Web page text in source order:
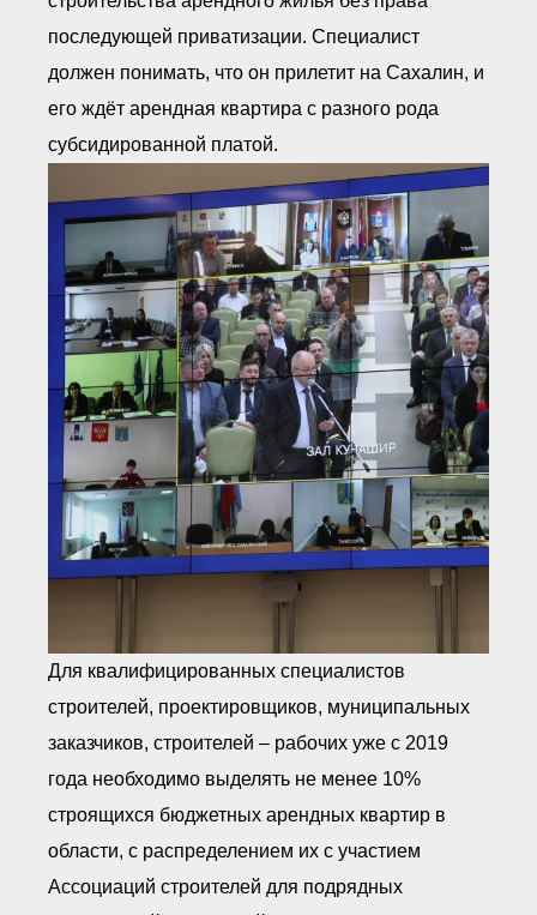
последующей приватизации. Специалист
должен понимать, что он прилетит на Сахалин, и
его ждёт арендная квартира с разного рода
субсидированной платой.
Для квалифицированных специалистов
строителей, проектировщиков, муниципальных
заказчиков, строителей – рабочих уже с 2019
года необходимо выделять не менее 10%
строящихся бюджетных арендных квартир в
области, с распределением их с участием
Ассоциаций строителей для подрядных